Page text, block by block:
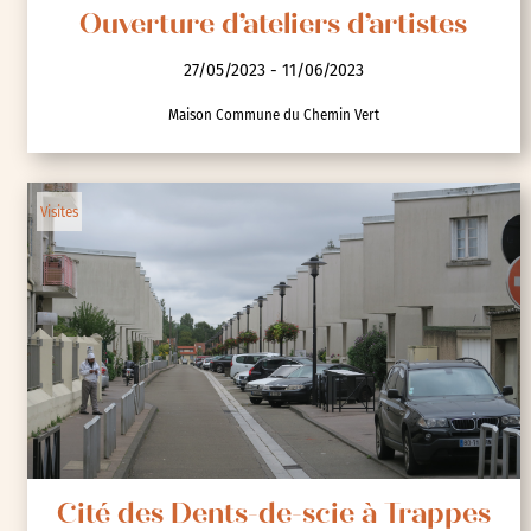
Ouverture d’ateliers d’artistes
27/05/2023 - 11/06/2023
Maison Commune du Chemin Vert
Visites
Cité des Dents-de-scie à Trappes